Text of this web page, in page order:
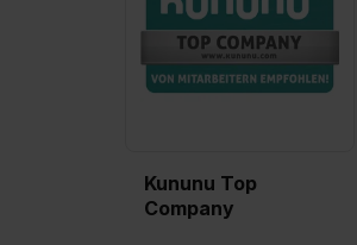
Kununu Top
Company